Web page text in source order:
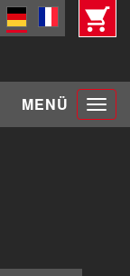
MENÜ Toggle